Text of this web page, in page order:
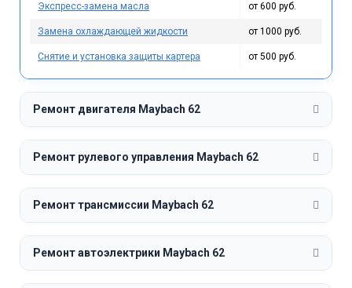
Экспресс-замена масла от 600 руб.
Замена охлаждающей жидкости от 1000 руб.
Снятие и установка защиты картера от 500 руб.
Ремонт двигателя Maybach 62
Ремонт рулевого управления Maybach 62
Ремонт трансмиссии Maybach 62
Ремонт автоэлектрики Maybach 62